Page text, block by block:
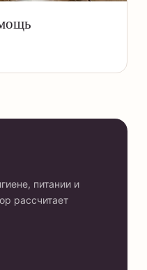
питании и
рассчитает